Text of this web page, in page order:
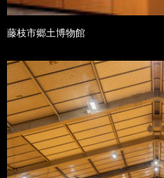
藤枝市郷土博物館